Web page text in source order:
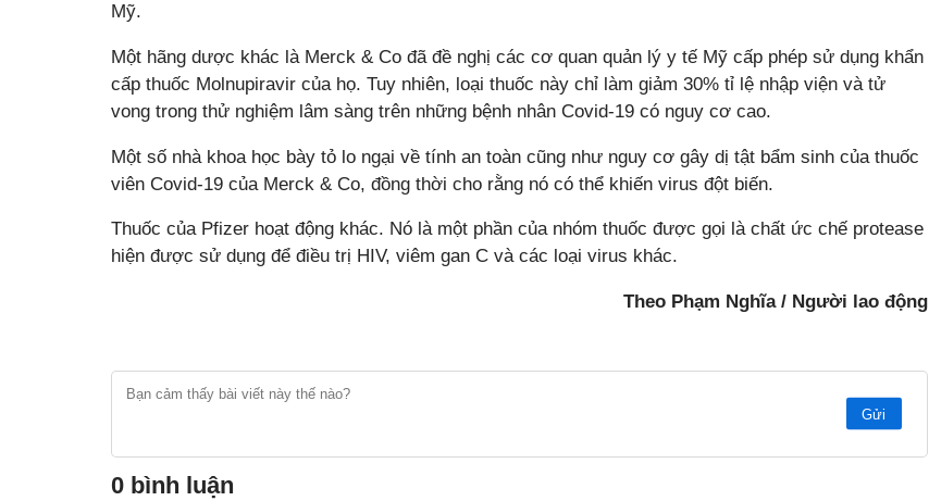
Mỹ.
Một hãng dược khác là Merck & Co đã đề nghị các cơ quan quản lý y tế Mỹ cấp phép sử dụng khẩn
cấp thuốc Molnupiravir của họ. Tuy nhiên, loại thuốc này chỉ làm giảm 30% tỉ lệ nhập viện và tử
vong trong thử nghiệm lâm sàng trên những bệnh nhân Covid-19 có nguy cơ cao.
Một số nhà khoa học bày tỏ lo ngại về tính an toàn cũng như nguy cơ gây dị tật bẩm sinh của thuốc
viên Covid-19 của Merck & Co, đồng thời cho rằng nó có thể khiến virus đột biến.
Thuốc của Pfizer hoạt động khác. Nó là một phần của nhóm thuốc được gọi là chất ức chế protease
hiện được sử dụng để điều trị HIV, viêm gan C và các loại virus khác.
Theo Phạm Nghĩa / Người lao động
Gửi
0 bình luận